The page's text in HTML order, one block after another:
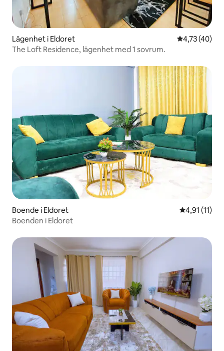
Lägenhet i Eldoret 4,73 av 5 i
4,73 (40)
The Loft Residence, lägenhet med 1 sovrum.
Boende i Eldoret 4,91 av 5 i
4,91 (11)
Boenden i Eldoret